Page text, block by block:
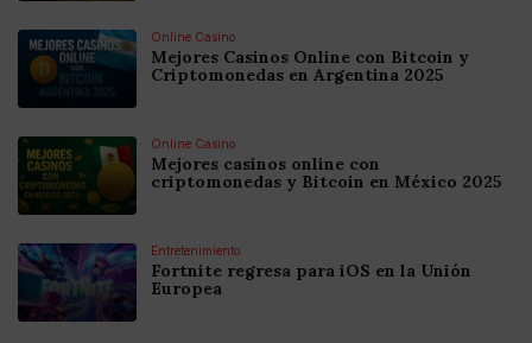
Online Casino
Mejores Casinos Online con Bitcoin y
Criptomonedas en Argentina 2025
Online Casino
Mejores casinos online con
criptomonedas y Bitcoin en México 2025
Entretenimiento
Fortnite regresa para iOS en la Unión
Europea